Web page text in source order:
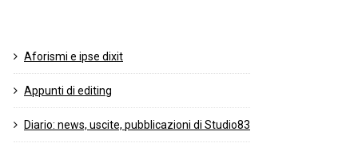
Aforismi e ipse dixit
Appunti di editing
Diario: news, uscite, pubblicazioni di Studio83